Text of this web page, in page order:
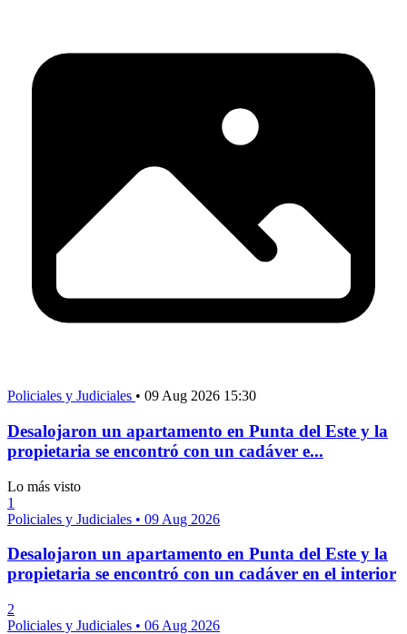
Policiales y Judiciales • 09 Aug 2026 15:30
Desalojaron un apartamento en Punta del Este y la
propietaria se encontró con un cadáver e...
Lo más visto
1
Policiales y Judiciales • 09 Aug 2026
Desalojaron un apartamento en Punta del Este y la
propietaria se encontró con un cadáver en el interior
2
Policiales y Judiciales • 06 Aug 2026